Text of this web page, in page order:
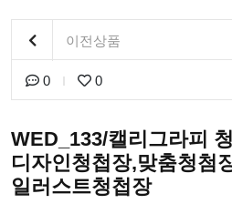
이전상품
0 0
WED_133/캘리그라피
디자인청첩장,맞춤청첨
일러스트청첩장